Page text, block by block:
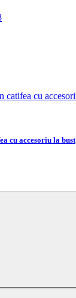
cu accesoriu la bust